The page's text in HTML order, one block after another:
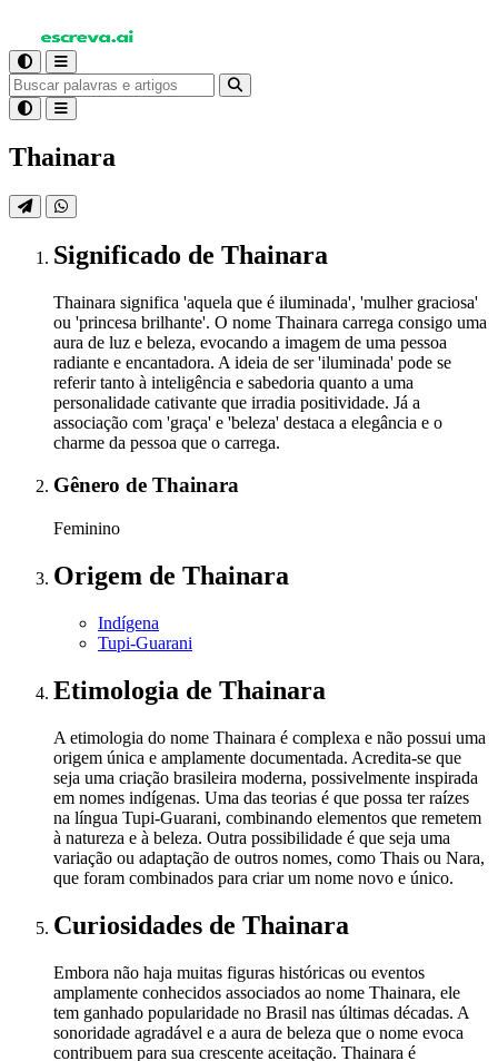
Thainara
Significado de Thainara
Thainara significa 'aquela que é iluminada', 'mulher graciosa'
ou 'princesa brilhante'. O nome Thainara carrega consigo uma
aura de luz e beleza, evocando a imagem de uma pessoa
radiante e encantadora. A ideia de ser 'iluminada' pode se
referir tanto à inteligência e sabedoria quanto a uma
personalidade cativante que irradia positividade. Já a
associação com 'graça' e 'beleza' destaca a elegância e o
charme da pessoa que o carrega.
Gênero de Thainara
Feminino
Origem de Thainara
Indígena
Tupi-Guarani
Etimologia de Thainara
A etimologia do nome Thainara é complexa e não possui uma
origem única e amplamente documentada. Acredita-se que
seja uma criação brasileira moderna, possivelmente inspirada
em nomes indígenas. Uma das teorias é que possa ter raízes
na língua Tupi-Guarani, combinando elementos que remetem
à natureza e à beleza. Outra possibilidade é que seja uma
variação ou adaptação de outros nomes, como Thais ou Nara,
que foram combinados para criar um nome novo e único.
Curiosidades de Thainara
Embora não haja muitas figuras históricas ou eventos
amplamente conhecidos associados ao nome Thainara, ele
tem ganhado popularidade no Brasil nas últimas décadas. A
sonoridade agradável e a aura de beleza que o nome evoca
contribuem para sua crescente aceitação. Thainara é